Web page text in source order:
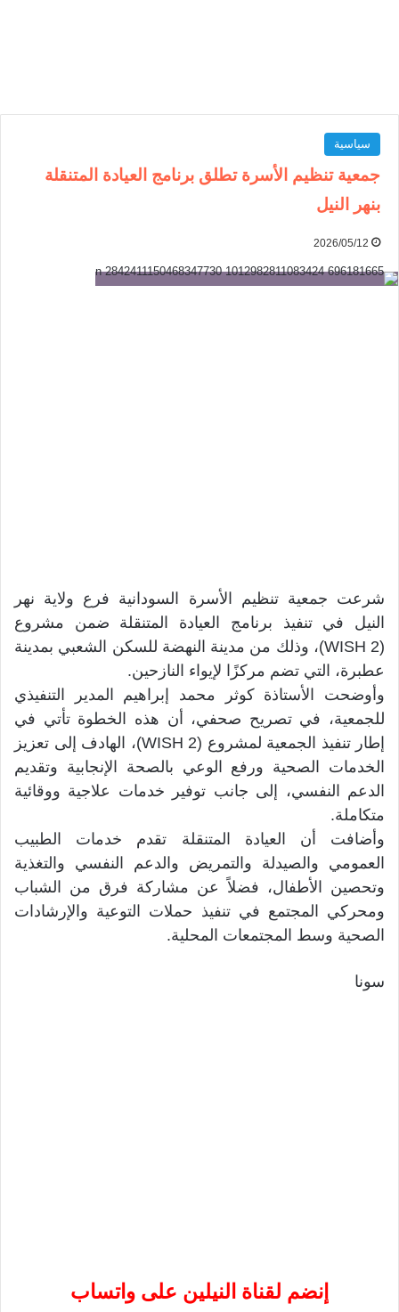
سياسية
جمعية تنظيم الأسرة تطلق برنامج العيادة المتنقلة
بنهر النيل
2026/05/12
شرعت جمعية تنظيم الأسرة السودانية فرع ولاية نهر
النيل في تنفيذ برنامج العيادة المتنقلة ضمن مشروع
(WISH 2)، وذلك من مدينة النهضة للسكن الشعبي بمدينة
عطبرة، التي تضم مركزًا لإيواء النازحين.
وأوضحت الأستاذة كوثر محمد إبراهيم المدير التنفيذي
للجمعية، في تصريح صحفي، أن هذه الخطوة تأتي في
إطار تنفيذ الجمعية لمشروع (WISH 2)، الهادف إلى تعزيز
الخدمات الصحية ورفع الوعي بالصحة الإنجابية وتقديم
الدعم النفسي، إلى جانب توفير خدمات علاجية ووقائية
متكاملة.
وأضافت أن العيادة المتنقلة تقدم خدمات الطبيب
العمومي والصيدلة والتمريض والدعم النفسي والتغذية
وتحصين الأطفال، فضلاً عن مشاركة فرق من الشباب
ومحركي المجتمع في تنفيذ حملات التوعية والإرشادات
الصحية وسط المجتمعات المحلية.
سونا
إنضم لقناة النيلين على واتساب